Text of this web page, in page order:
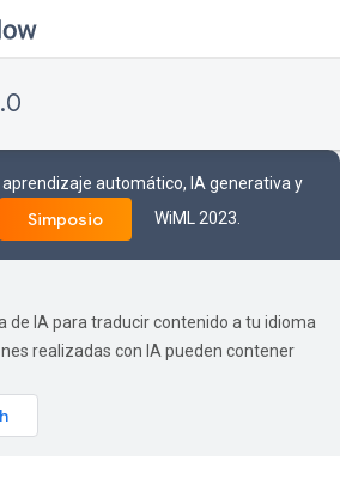
automático, IA generativa y
Simposio WiML 2023.
de IA para traducir contenido a tu idioma
realizadas con IA pueden contener